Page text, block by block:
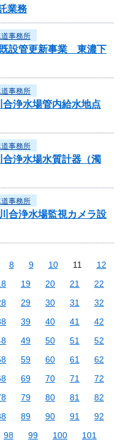
業務
事務所
既設管更新事業 東濃下
事務所
合浄水場管内給水地点
事務所
合浄水場水質計器（濁
事務所
合浄水場監視カメラ設
8 9 10 11
12
19 20 21
22
29 30 31
32
39 40 41
42
49 50 51
52
59 60 61
62
69 70 71
72
79 80 81
82
89 90 91
92
98 99 100
101